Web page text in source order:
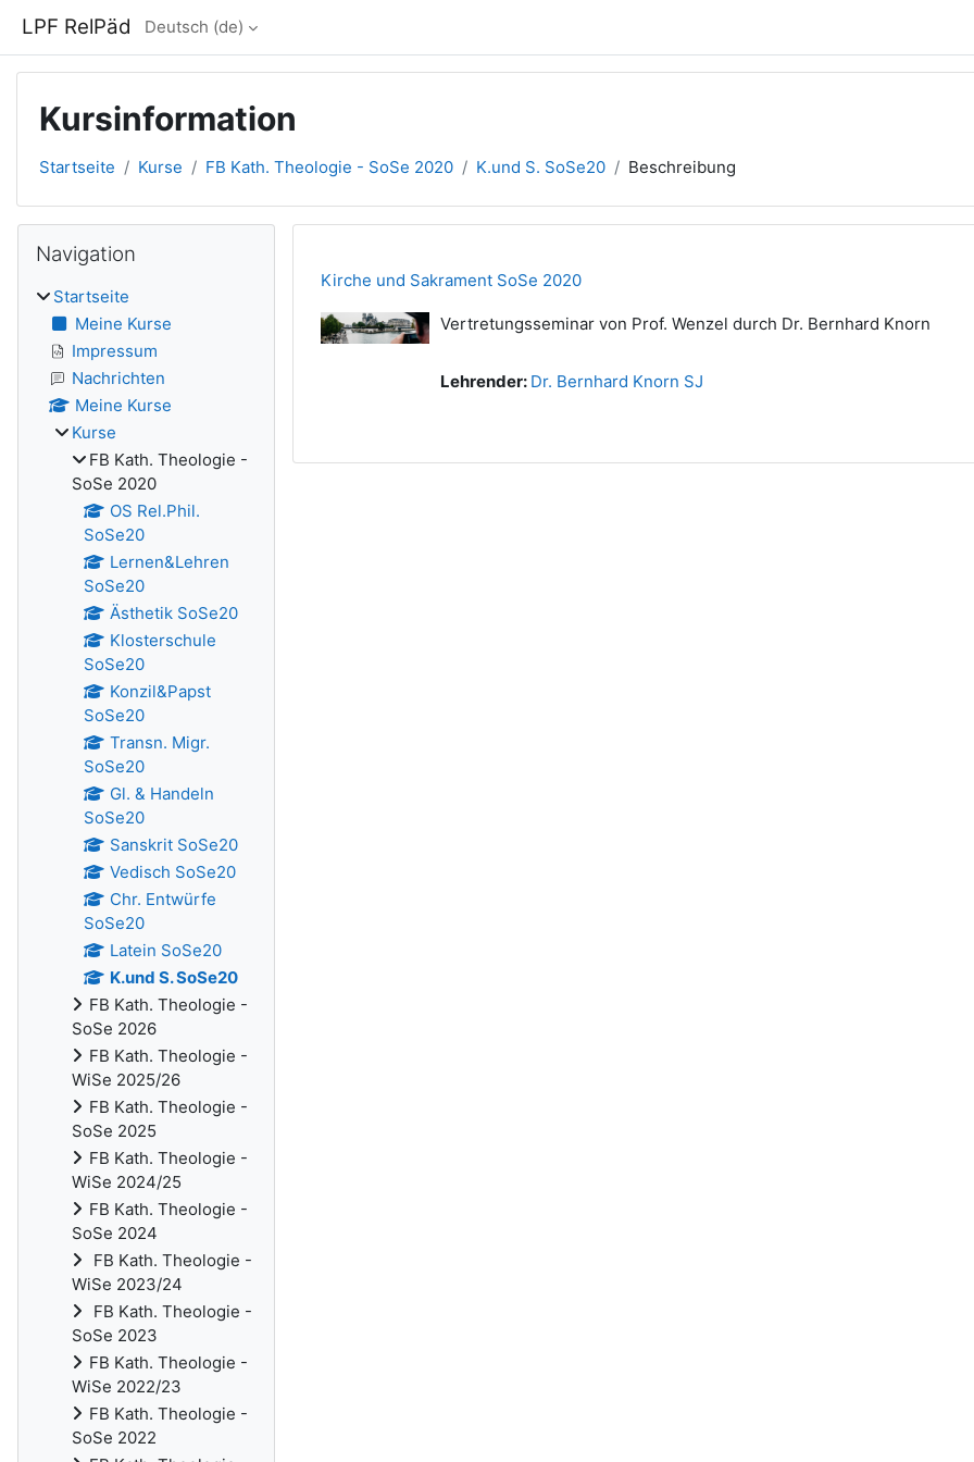
LPF RelPäd Deutsch ‎(de)‎
Kursinformation
Startseite Kurse FB Kath. Theologie - SoSe 2020 K.und S. SoSe20 Beschreibung
Kirche und Sakrament SoSe 2020
Vertretungsseminar von Prof. Wenzel durch Dr. Bernhard Knorn
Lehrender: Dr. Bernhard Knorn SJ
Blöcke
Navigation
Startseite
Meine Kurse
Impressum
Nachrichten
Meine Kurse
Kurse
FB Kath. Theologie -
SoSe 2020
OS Rel.Phil.
SoSe20
Lernen&Lehren
SoSe20
Ästhetik SoSe20
Klosterschule
SoSe20
Konzil&Papst
SoSe20
Transn. Migr.
SoSe20
Gl. & Handeln
SoSe20
Sanskrit SoSe20
Vedisch SoSe20
Chr. Entwürfe
SoSe20
Latein SoSe20
K.und S. SoSe20
FB Kath. Theologie -
SoSe 2026
FB Kath. Theologie -
WiSe 2025/26
FB Kath. Theologie -
SoSe 2025
FB Kath. Theologie -
WiSe 2024/25
FB Kath. Theologie -
SoSe 2024
FB Kath. Theologie -
WiSe 2023/24
FB Kath. Theologie -
SoSe 2023
FB Kath. Theologie -
WiSe 2022/23
FB Kath. Theologie -
SoSe 2022